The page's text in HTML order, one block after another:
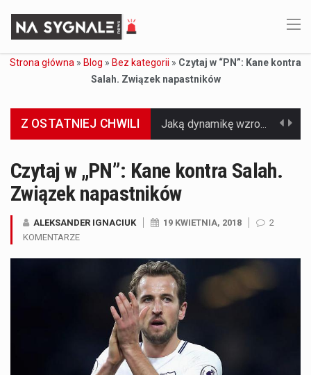
Strona główna » Blog » Bez kategorii » Czytaj w “PN”: Kane kontra
Salah. Związek napastników
Z OSTATNIEJ CHWILI
Co to jest cyberbezpieczeństwo w sieci? Cyberbezpieczeństwo w Internecie stanowi istotny element ochrony systemów informacyjnych. Jego zasadniczym celem jest zabezpieczenie przed różnorodnymi cyberzagrożeniami oraz ryzykiem,…
Czytaj w „PN”: Kane kontra Salah.
Związek napastników
ALEKSANDER IGNACIUK 19 KWIETNIA, 2018
2
KOMENTARZE